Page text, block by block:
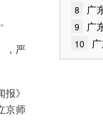
，严
》
京师
笔记(2)
8
广
笔记
9
广
考试
10
程考